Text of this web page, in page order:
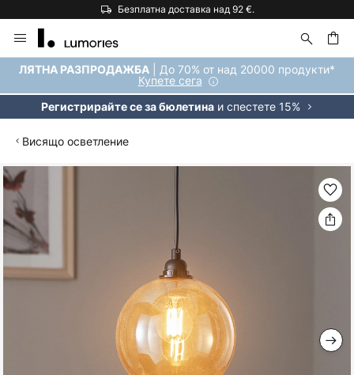
Безплатна доставка над 92 €.
Прескачане
към
съдържанието
ЛЯТНА РАЗПРОДАЖБА | До 70% от над 20000 продукти*
Купете сега
Регистрирайте се за бюлетинаи спестете 15%
Висящо осветление
Преминете
към
края
на
галерията
на